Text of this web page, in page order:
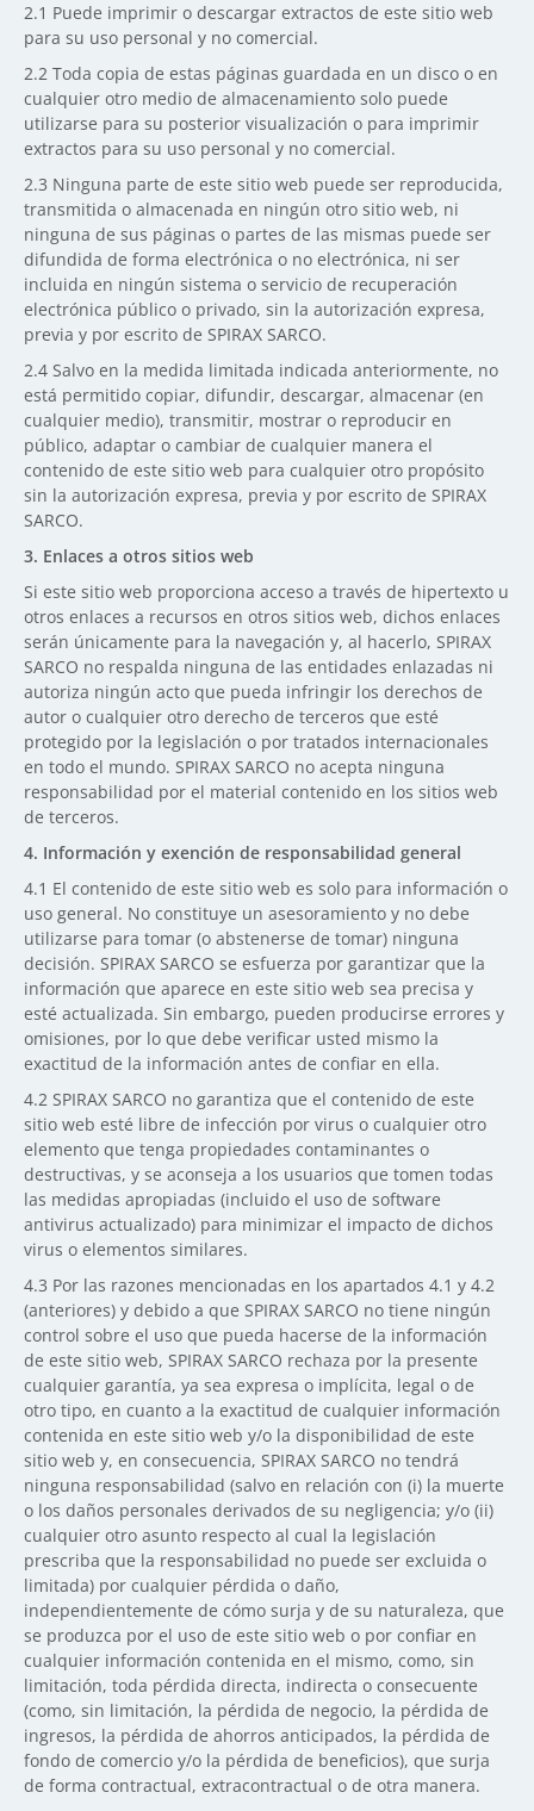
2.1 Puede imprimir o descargar extractos de este sitio web
para su uso personal y no comercial.
2.2 Toda copia de estas páginas guardada en un disco o en
cualquier otro medio de almacenamiento solo puede
utilizarse para su posterior visualización o para imprimir
extractos para su uso personal y no comercial.
2.3 Ninguna parte de este sitio web puede ser reproducida,
transmitida o almacenada en ningún otro sitio web, ni
ninguna de sus páginas o partes de las mismas puede ser
difundida de forma electrónica o no electrónica, ni ser
incluida en ningún sistema o servicio de recuperación
electrónica público o privado, sin la autorización expresa,
previa y por escrito de SPIRAX SARCO.
2.4 Salvo en la medida limitada indicada anteriormente, no
está permitido copiar, difundir, descargar, almacenar (en
cualquier medio), transmitir, mostrar o reproducir en
público, adaptar o cambiar de cualquier manera el
contenido de este sitio web para cualquier otro propósito
sin la autorización expresa, previa y por escrito de SPIRAX
SARCO.
3. Enlaces a otros sitios web
Si este sitio web proporciona acceso a través de hipertexto u
otros enlaces a recursos en otros sitios web, dichos enlaces
serán únicamente para la navegación y, al hacerlo, SPIRAX
SARCO no respalda ninguna de las entidades enlazadas ni
autoriza ningún acto que pueda infringir los derechos de
autor o cualquier otro derecho de terceros que esté
protegido por la legislación o por tratados internacionales
en todo el mundo. SPIRAX SARCO no acepta ninguna
responsabilidad por el material contenido en los sitios web
de terceros.
4. Información y exención de responsabilidad general
4.1 El contenido de este sitio web es solo para información o
uso general. No constituye un asesoramiento y no debe
utilizarse para tomar (o abstenerse de tomar) ninguna
decisión. SPIRAX SARCO se esfuerza por garantizar que la
información que aparece en este sitio web sea precisa y
esté actualizada. Sin embargo, pueden producirse errores y
omisiones, por lo que debe verificar usted mismo la
exactitud de la información antes de confiar en ella.
4.2 SPIRAX SARCO no garantiza que el contenido de este
sitio web esté libre de infección por virus o cualquier otro
elemento que tenga propiedades contaminantes o
destructivas, y se aconseja a los usuarios que tomen todas
las medidas apropiadas (incluido el uso de software
antivirus actualizado) para minimizar el impacto de dichos
virus o elementos similares.
4.3 Por las razones mencionadas en los apartados 4.1 y 4.2
(anteriores) y debido a que SPIRAX SARCO no tiene ningún
control sobre el uso que pueda hacerse de la información
de este sitio web, SPIRAX SARCO rechaza por la presente
cualquier garantía, ya sea expresa o implícita, legal o de
otro tipo, en cuanto a la exactitud de cualquier información
contenida en este sitio web y/o la disponibilidad de este
sitio web y, en consecuencia, SPIRAX SARCO no tendrá
ninguna responsabilidad (salvo en relación con (i) la muerte
o los daños personales derivados de su negligencia; y/o (ii)
cualquier otro asunto respecto al cual la legislación
prescriba que la responsabilidad no puede ser excluida o
limitada) por cualquier pérdida o daño,
independientemente de cómo surja y de su naturaleza, que
se produzca por el uso de este sitio web o por confiar en
cualquier información contenida en el mismo, como, sin
limitación, toda pérdida directa, indirecta o consecuente
(como, sin limitación, la pérdida de negocio, la pérdida de
ingresos, la pérdida de ahorros anticipados, la pérdida de
fondo de comercio y/o la pérdida de beneficios), que surja
de forma contractual, extracontractual o de otra manera.